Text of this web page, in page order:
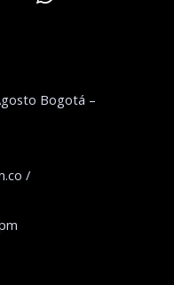
Bogotá –
/